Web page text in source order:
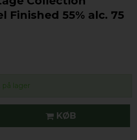
Finished 55% alc. 75
på lager
KØB